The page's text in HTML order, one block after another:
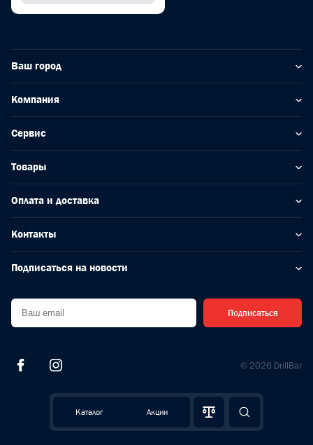
Каталог Акции
Ваш город
Компания
Сервис
Товары
Оплата и доставка
Контакты
Подписаться на новости
Подписаться
© 2026 DrillBar